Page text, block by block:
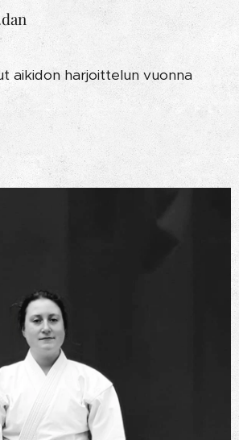
aikidon harjoittelun vuonna